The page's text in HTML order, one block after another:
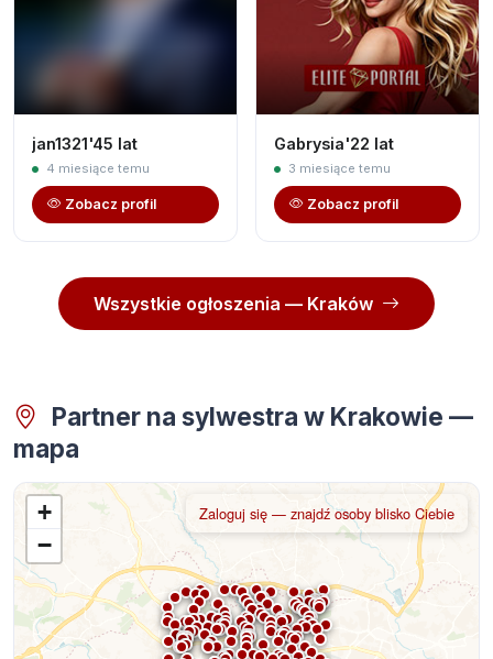
jan1321'45 lat
4 miesiące temu
Zobacz profil
Gabrysia'22 lat
3 miesiące temu
Zobacz profil
Wszystkie ogłoszenia — Kraków
Partner na sylwestra w Krakowie —
mapa
+
−
Zaloguj się — znajdź osoby blisko Ciebie